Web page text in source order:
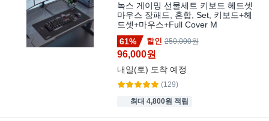
녹스 게이밍 선물세트 키보드 헤드셋
마우스 장패드, 혼합, Set, 키보드+헤
드셋+마우스+Full Cover M
61%
할인 250,000원
96,000원
내일(토) 도착 예정
(129)
최대 4,800원 적립